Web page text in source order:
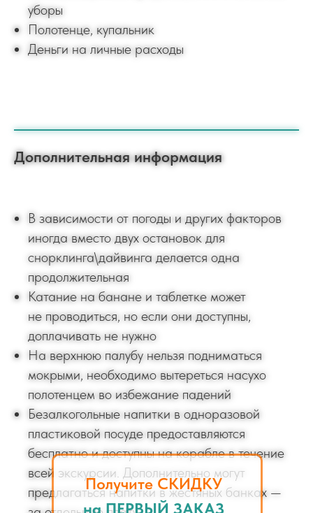
уборы
Полотенце, купальник
Деньги на личные расходы
Дополнительная информация
В зависимости от погоды и других факторов
иногда вместо двух остановок для
снорклинга\дайвинга делается одна
продолжительная
Катание на банане и таблетке может
не проводиться, но если они доступны,
доплачивать не нужно
На верхнюю палубу нельзя подниматься
мокрыми, необходимо вытереться насухо
полотенцем во избежание падений
Безалкогольные напитки в одноразовой
пластиковой посуде предоставляются
бесплатно и доступны на корабле в течение
всей экскурсии. Дополнительно могут
предлагаться напитки в жестяных банках —
Получите СКИДКУ
на ПЕРВЫЙ ЗАКАЗ